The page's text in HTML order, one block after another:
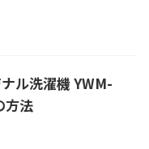
ル洗濯機 YWM-
方法